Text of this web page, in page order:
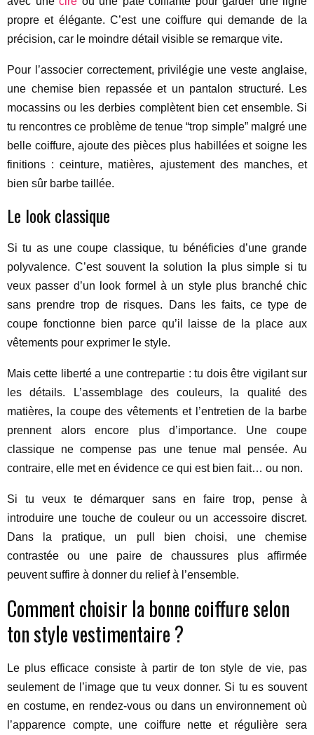
propre et élégante. C’est une coiffure qui demande de la
précision, car le moindre détail visible se remarque vite.
Pour l’associer correctement, privilégie une veste anglaise,
une chemise bien repassée et un pantalon structuré. Les
mocassins ou les derbies complètent bien cet ensemble. Si
tu rencontres ce problème de tenue “trop simple” malgré une
belle coiffure, ajoute des pièces plus habillées et soigne les
finitions : ceinture, matières, ajustement des manches, et
bien sûr barbe taillée.
Le look classique
Si tu as une coupe classique, tu bénéficies d’une grande
polyvalence. C’est souvent la solution la plus simple si tu
veux passer d’un look formel à un style plus branché chic
sans prendre trop de risques. Dans les faits, ce type de
coupe fonctionne bien parce qu’il laisse de la place aux
vêtements pour exprimer le style.
Mais cette liberté a une contrepartie : tu dois être vigilant sur
les détails. L’assemblage des couleurs, la qualité des
matières, la coupe des vêtements et l’entretien de la barbe
prennent alors encore plus d’importance. Une coupe
classique ne compense pas une tenue mal pensée. Au
contraire, elle met en évidence ce qui est bien fait… ou non.
Si tu veux te démarquer sans en faire trop, pense à
introduire une touche de couleur ou un accessoire discret.
Dans la pratique, un pull bien choisi, une chemise
contrastée ou une paire de chaussures plus affirmée
peuvent suffire à donner du relief à l’ensemble.
Comment choisir la bonne coiffure selon
ton style vestimentaire ?
Le plus efficace consiste à partir de ton style de vie, pas
seulement de l’image que tu veux donner. Si tu es souvent
en costume, en rendez-vous ou dans un environnement où
l’apparence compte, une coiffure nette et régulière sera